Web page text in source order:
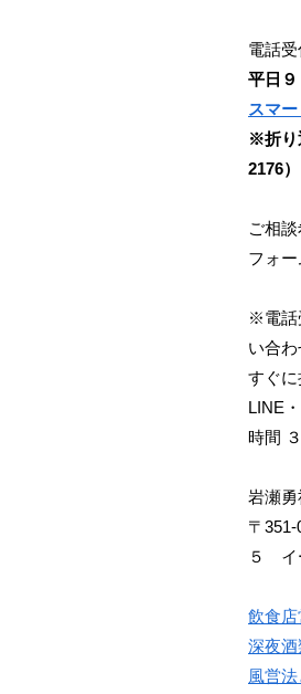
電話
平日９
スマ
※折り
2176
ご相
フォー
※電話
い合
すぐに
LINE
時間
岩瀬
〒
５ イ
飲食
深夜
風営法